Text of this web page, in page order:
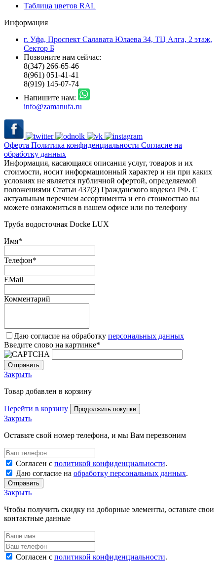
Таблица цветов RAL
Информация
г. Уфа, Проспект Салавата Юлаева 34, ТЦ Алга, 2 этаж,
Сектор Б
Позвоните нам сейчас:
8(347) 266-65-46
8(961) 051-41-41
8(919) 145-07-74
Напишите нам:
info@zamanufa.ru
Оферта Политика конфиденциальности Согласие на
обработку данных
Информация, касающаяся описания услуг, товаров и их
стоимости, носит информационный характер и ни при каких
условиях не является публичной офертой, определяемой
положениями Статьи 437(2) Гражданского кодекса РФ. С
актуальным перечнем ассортимента и его стоимостью вы
можете ознакомиться в нашем офисе или по телефону
Труба водосточная Docke LUX
Имя*
Телефон*
EMail
Комментарий
Даю согласие на обработку персональных данных
Введите слово на картинке*
Закрыть
Товар добавлен в корзину
Перейти в корзину Продолжить покупки
Закрыть
Оставьте свой номер телефона, и мы Вам перезвоним
Согласен с политикой конфиденциальности.
Даю согласие на обработку персональных данных.
Отправить
Закрыть
Чтобы получить скидку на доборные элементы, оставьте свои
контактные данные
Согласен с политикой конфиденциальности.